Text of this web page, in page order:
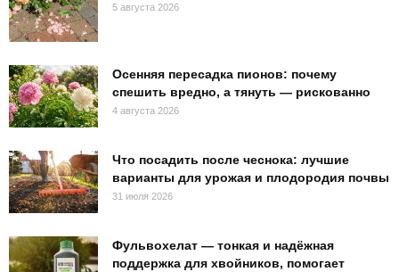
5 августа 2026
Осенняя пересадка пионов: почему
спешить вредно, а тянуть — рискованно
4 августа 2026
Что посадить после чеснока: лучшие
варианты для урожая и плодородия почвы
31 июля 2026
Фульвохелат — тонкая и надёжная
поддержка для хвойников, помогает